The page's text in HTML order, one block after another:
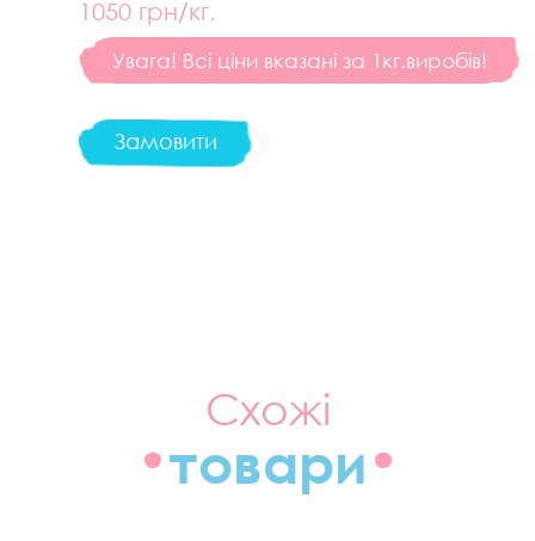
1050грн/кг.
Увага! Всі ціни вказані за 1кг.виробів!
Замовити
Схожі
товари